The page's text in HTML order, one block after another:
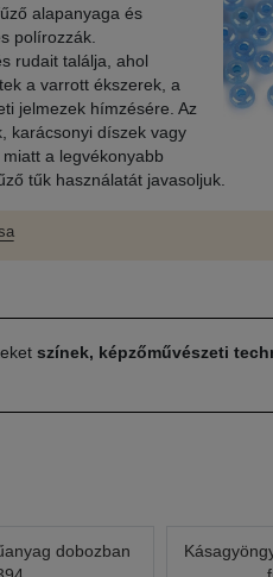
alapanyaga és
polírozzák.
rudait találja, ahol
a varrott ékszerek, a
jelmezek hímzésére. Az
karácsonyi díszek vagy
a legvékonyabb
tűk használatát javasoljuk.
színek, képzőművészeti
dobozban